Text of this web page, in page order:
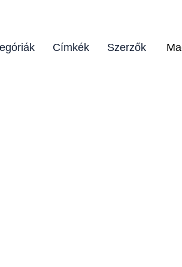
Címkék Szerzők